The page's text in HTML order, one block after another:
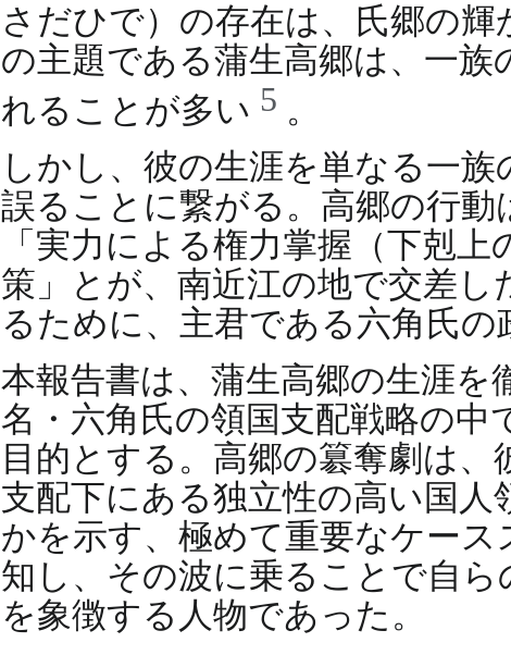
さだひで）の存在は、氏郷の
の主題である蒲生高郷は、一
れることが多い 5 。
しかし、彼の生涯を単なる一
誤ることに繋がる。高郷の行
「実力による権力掌握（下剋
策」とが、南近江の地で交差
るために、主君である六角氏
本報告書は、蒲生高郷の生涯を
名・六角氏の領国支配戦略の
目的とする。高郷の簒奪劇は
支配下にある独立性の高い国
かを示す、極めて重要なケー
知し、その波に乗ることで自
を象徴する人物であった。